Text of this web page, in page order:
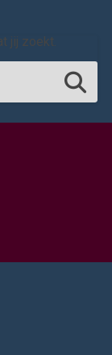
jij zoekt.